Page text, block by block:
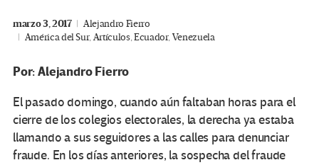
marzo 3, 2017
Alejandro Fierro
América del Sur,Artículos,Ecuador,Venezuela
Por: Alejandro Fierro
El pasado domingo, cuando aún faltaban horas para el
cierre de los colegios electorales, la derecha ya estaba
llamando a sus seguidores a las calles para denunciar
fraude. En los días anteriores, la sospecha del fraude